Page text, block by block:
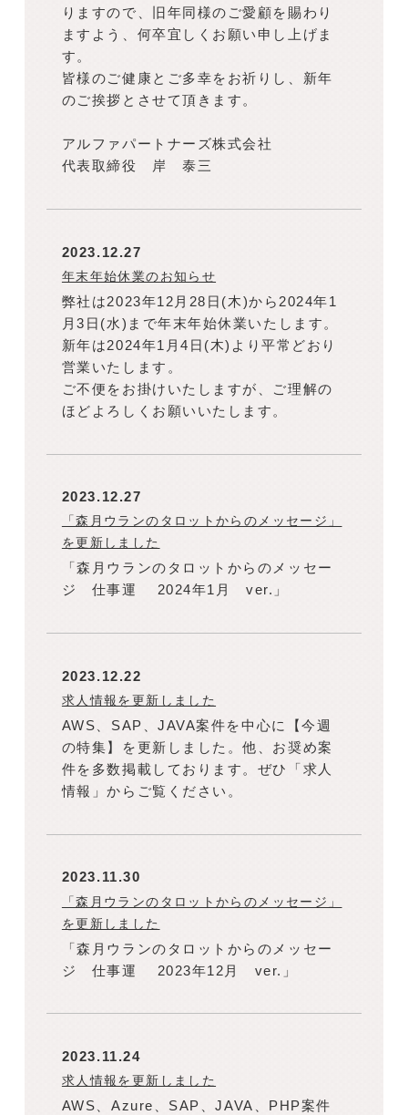
りますので、旧年同様のご愛顧を賜わり
ますよう、何卒宜しくお願い申し上げま
す。
皆様のご健康とご多幸をお祈りし、新年
のご挨拶とさせて頂きます。
アルファパートナーズ株式会社
代表取締役 岸 泰三
2023.12.27
年末年始休業のお知らせ
弊社は2023年12月28日(木)から2024年1
月3日(水)まで年末年始休業いたします。
新年は2024年1月4日(木)より平常どおり
営業いたします。
ご不便をお掛けいたしますが、ご理解の
ほどよろしくお願いいたします。
2023.12.27
「森月ウランのタロットからのメッセージ」
を更新しました
「森月ウランのタロットからのメッセー
ジ 仕事運 2024年1月 ver.」
2023.12.22
求人情報を更新しました
AWS、SAP、JAVA案件を中心に【今週
の特集】を更新しました。他、お奨め案
件を多数掲載しております。ぜひ「求人
情報」からご覧ください。
2023.11.30
「森月ウランのタロットからのメッセージ」
を更新しました
「森月ウランのタロットからのメッセー
ジ 仕事運 2023年12月 ver.」
2023.11.24
求人情報を更新しました
AWS、Azure、SAP、JAVA、PHP案件